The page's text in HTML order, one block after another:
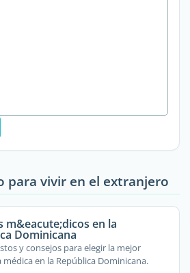
para vivir en el extranjero
m&eacute;dicos en la
Dominicana
y consejos para elegir la mejor
en la República Dominicana.